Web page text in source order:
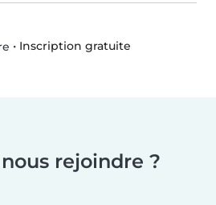
• Inscription gratuite
rejoindre ?